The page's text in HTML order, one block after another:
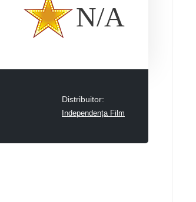
N/A
Distribuitor:
Independența Film